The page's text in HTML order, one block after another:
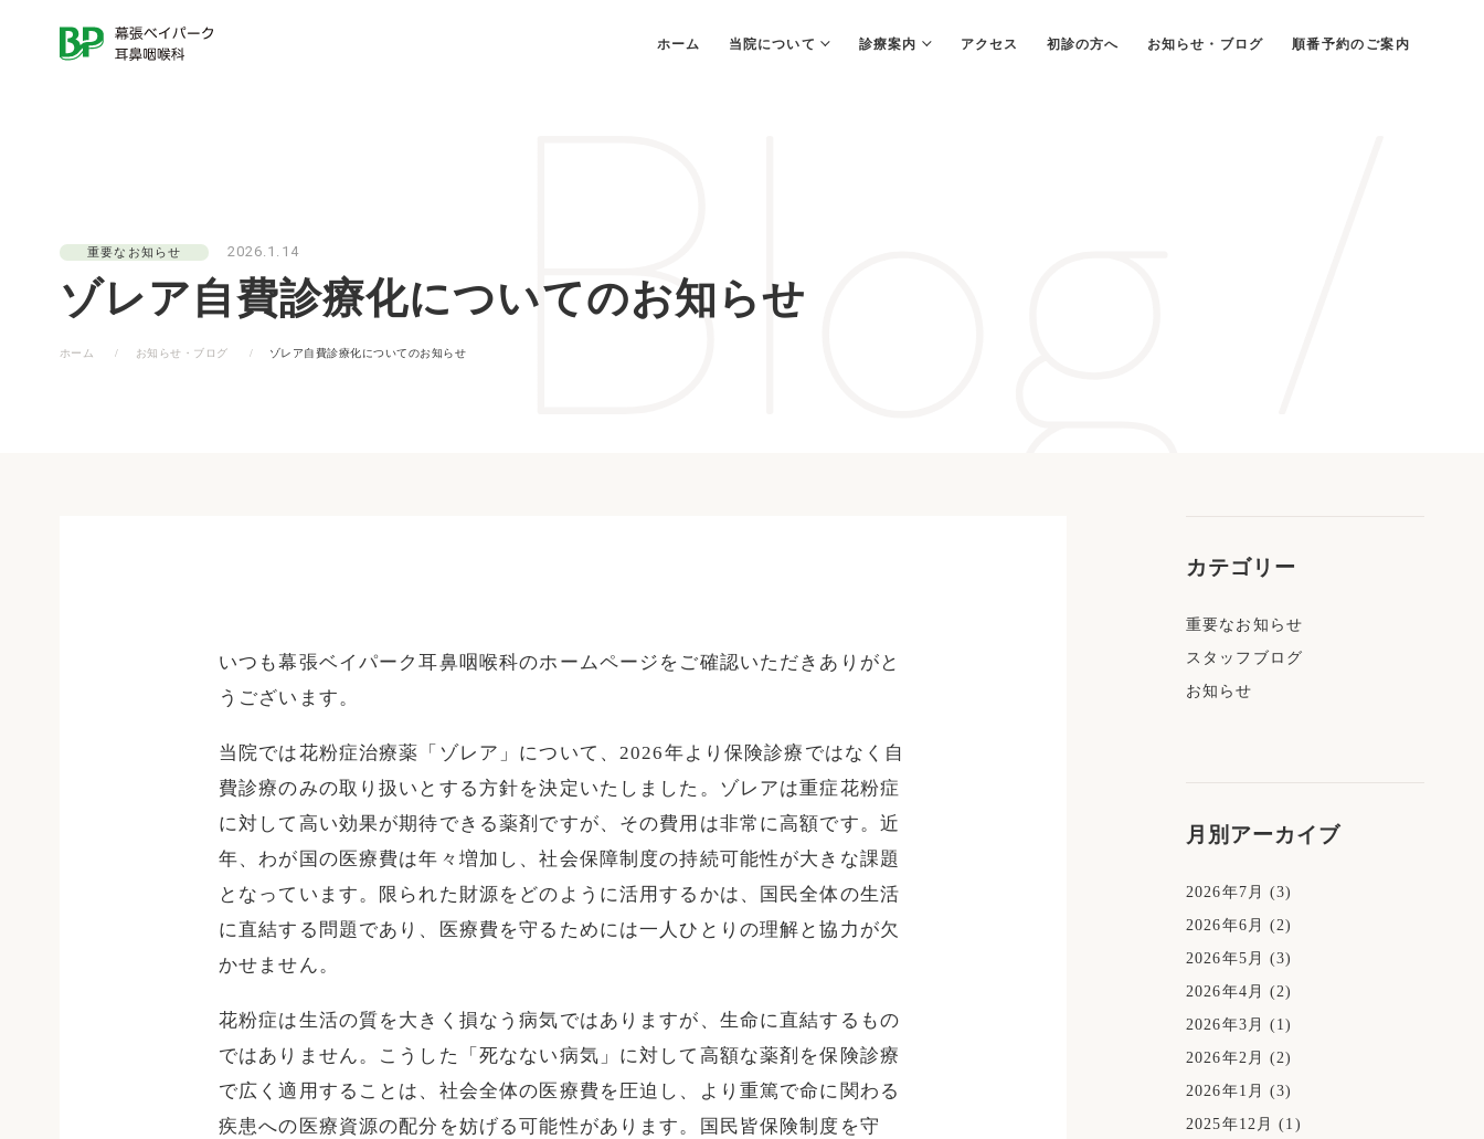
ホーム 当院について
当院の特徴 医師紹介
診療案内
花粉症･
アレルギー性鼻炎
（アレルギー科）
（上咽頭擦過療法）
アクセス 初診の方へ お知らせ・ブログ 順番予約のご案内
重要なお知らせ 2026.1.14
ゾレア自費診療化についてのお知らせ
ホーム お知らせ・ブログ ゾレア自費診療化についてのお知らせ Blog
いつも幕張ベイパーク耳鼻咽喉科のホームページをご確認いただきありがと
うございます。
当院では花粉症治療薬「ゾレア」について、2026年より保険診療ではなく自
費診療のみの取り扱いとする方針を決定いたしました。ゾレアは重症花粉症
に対して高い効果が期待できる薬剤ですが、その費用は非常に高額です。近
年、わが国の医療費は年々増加し、社会保障制度の持続可能性が大きな課題
となっています。限られた財源をどのように活用するかは、国民全体の生活
に直結する問題であり、医療費を守るためには一人ひとりの理解と協力が欠
かせません。
花粉症は生活の質を大きく損なう病気ではありますが、生命に直結するもの
ではありません。こうした「死なない病気」に対して高額な薬剤を保険診療
で広く適用することは、社会全体の医療費を圧迫し、より重篤で命に関わる
疾患への医療資源の配分を妨げる可能性があります。国民皆保険制度を守
カテゴリー
重要なお知らせ
スタッフブログ
お知らせ
月別アーカイブ
2026年7月
(3)
2026年6月
(2)
2026年5月
(3)
2026年4月
(2)
2026年3月
(1)
2026年2月
(2)
2026年1月
(3)
2025年12月
(1)